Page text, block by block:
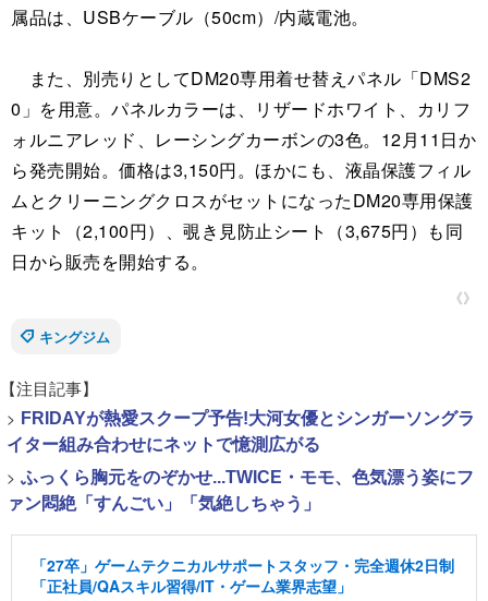
属品は、USBケーブル（50cm）/内蔵電池。
また、別売りとしてDM20専用着せ替えパネル「DMS2
0」を用意。パネルカラーは、リザードホワイト、カリフ
ォルニアレッド、レーシングカーボンの3色。12月11日か
ら発売開始。価格は3,150円。ほかにも、液晶保護フィル
ムとクリーニングクロスがセットになったDM20専用保護
キット（2,100円）、覗き見防止シート（3,675円）も同
日から販売を開始する。
《》
キングジム
【注目記事】
> FRIDAYが熱愛スクープ予告!大河女優とシンガーソングラ
イター組み合わせにネットで憶測広がる
> ふっくら胸元をのぞかせ...TWICE・モモ、色気漂う姿にフ
ァン悶絶「すんごい」「気絶しちゃう」
「27卒」ゲームテクニカルサポートスタッフ・完全週休2日制
「正社員/QAスキル習得/IT・ゲーム業界志望」